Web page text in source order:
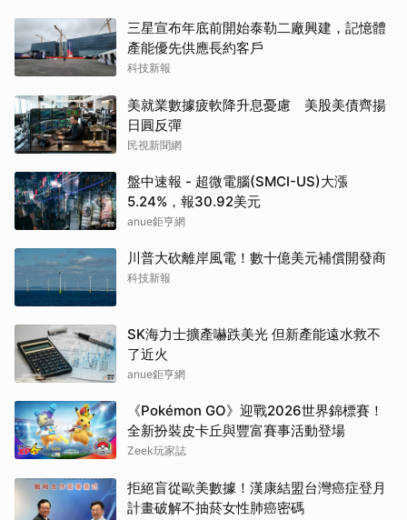
三星宣布年底前開始泰勒二廠興建，記憶體
產能優先供應長約客戶
科技新報
美就業數據疲軟降升息憂慮 美股美債齊揚
日圓反彈
民視新聞網
盤中速報 - 超微電腦(SMCI-US)大漲
5.24%，報30.92美元
anue鉅亨網
川普大砍離岸風電！數十億美元補償開發商
科技新報
SK海力士擴產嚇跌美光 但新產能遠水救不
了近火
anue鉅亨網
《Pokémon GO》迎戰2026世界錦標賽！
全新扮裝皮卡丘與豐富賽事活動登場
Zeek玩家誌
拒絕盲從歐美數據！漢康結盟台灣癌症登月
計畫破解不抽菸女性肺癌密碼